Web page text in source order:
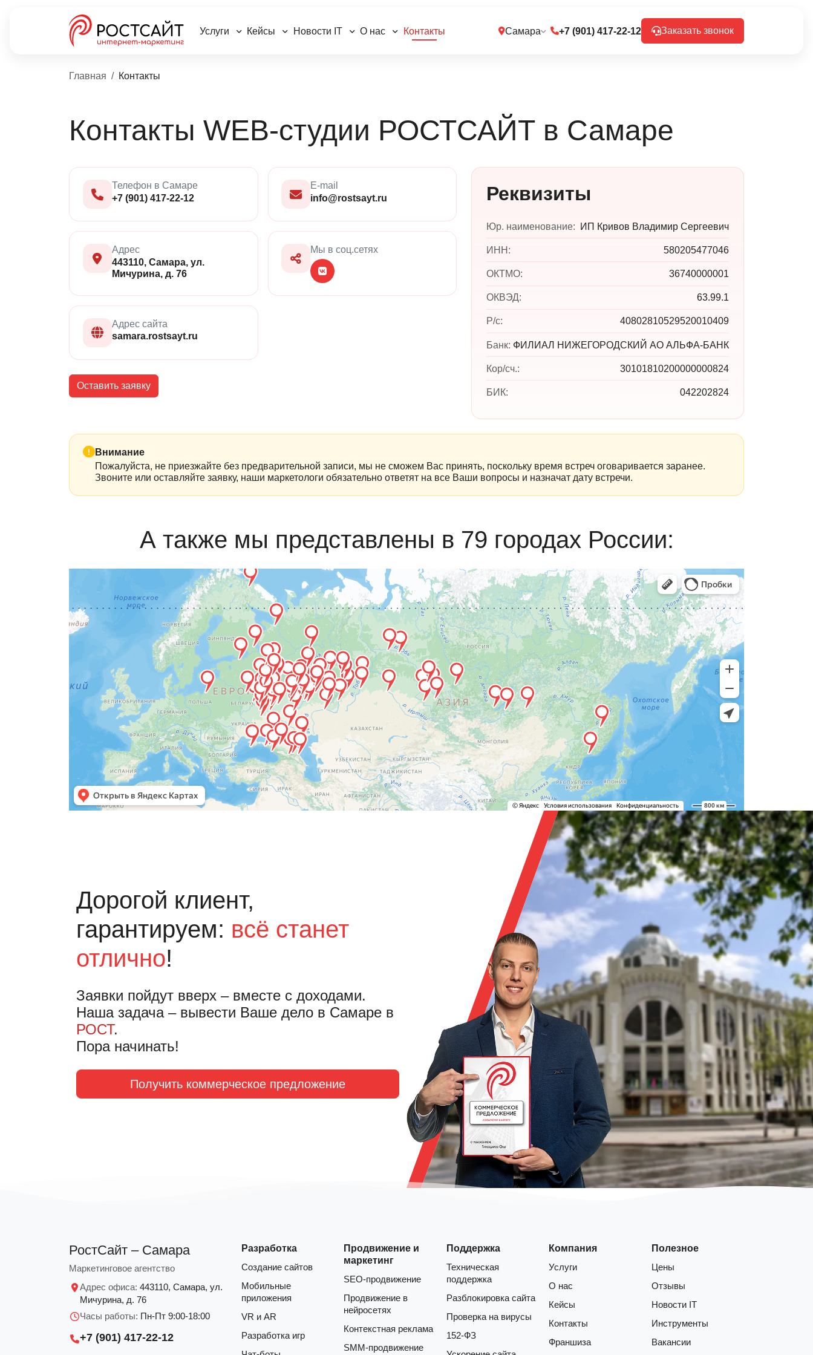
Услуги Кейсы Новости IT О нас Контакты Самара +7 (901) 417-22-12 Заказать звонок
Главная Контакты
Контакты WEB-студии РОСТСАЙТ в Самаре
Телефон в Самаре
+7 (901) 417-22-12
E-mail
info@rostsayt.ru
Адрес
443110, Самара, ул.
Мичурина, д. 76
Мы в соц.сетях
Адрес сайта
samara.rostsayt.ru
Оставить заявку
Реквизиты
Юр. наименование: ИП Кривов Владимир Сергеевич
ИНН: 580205477046
ОКТМО: 36740000001
ОКВЭД: 63.99.1
Р/c: 40802810529520010409
Банк: ФИЛИАЛ НИЖЕГОРОДСКИЙ АО АЛЬФА-БАНК
Кор/cч.: 30101810200000000824
БИК: 042202824
Внимание
Пожалуйста, не приезжайте без предварительной записи, мы не сможем Вас принять, поскольку время встреч оговаривается заранее.
Звоните или оставляйте заявку, наши маркетологи обязательно ответят на все Ваши вопросы и назначат дату встречи.
А также мы представлены в 79 городах России:
Дорогой клиент,
гарантируем: всё станет
отлично!
Заявки пойдут вверх – вместе с доходами.
Наша задача – вывести Ваше дело в Самаре в
РОСТ.
Пора начинать!
Получить коммерческое предложение
РостСайт – Самара
Маркетинговое агентство
Адрес офиса: 443110, Самара, ул.
Мичурина, д. 76
Часы работы: Пн-Пт 9:00-18:00
+7 (901) 417-22-12
Разработка
Создание сайтов
Мобильные
приложения
VR и AR
Разработка игр
Продвижение и
маркетинг
SEO-продвижение
Продвижение в
нейросетях
Контекстная реклама
SMM-продвижение
Поддержка
Техническая
поддержка
Разблокировка сайта
Проверка на вирусы
152-ФЗ
Компания
Услуги
О нас
Кейсы
Контакты
Франшиза
Полезное
Цены
Отзывы
Новости IT
Инструменты
Вакансии